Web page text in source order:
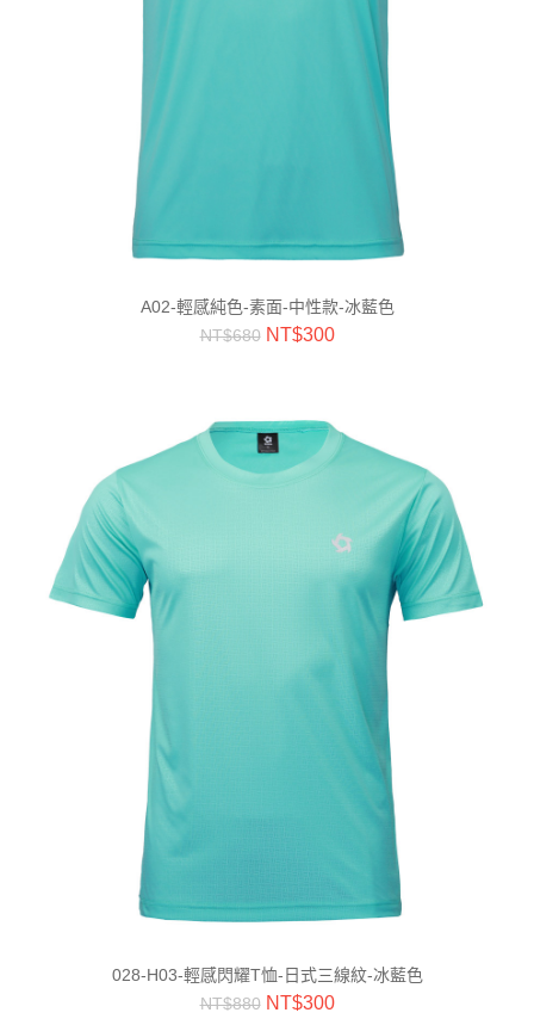
A02-輕感純色-素面-中性款-冰藍色
NT$680 NT$300
028-H03-輕感閃耀T恤-日式三線紋-冰藍色
NT$880 NT$300